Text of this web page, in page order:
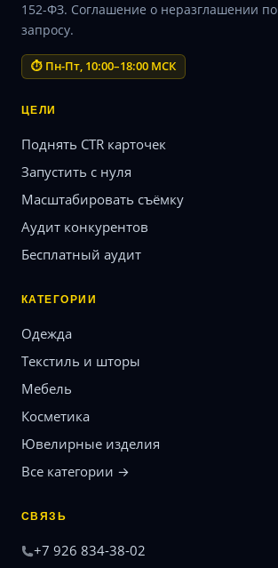
152-ФЗ. Соглашение о неразглашении по
запросу.
⏱ Пн-Пт, 10:00–18:00 МСК
ЦЕЛИ
Поднять CTR карточек
Запустить с нуля
Масштабировать съёмку
Аудит конкурентов
Бесплатный аудит
КАТЕГОРИИ
Одежда
Текстиль и шторы
Мебель
Косметика
Ювелирные изделия
Все категории →
СВЯЗЬ
+7 926 834-38-02